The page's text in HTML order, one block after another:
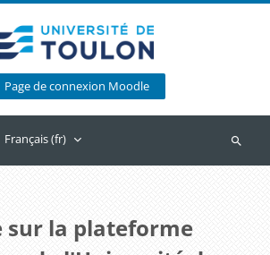
Page de connexion Moodle
Français ‎(fr)‎
sur la plateforme